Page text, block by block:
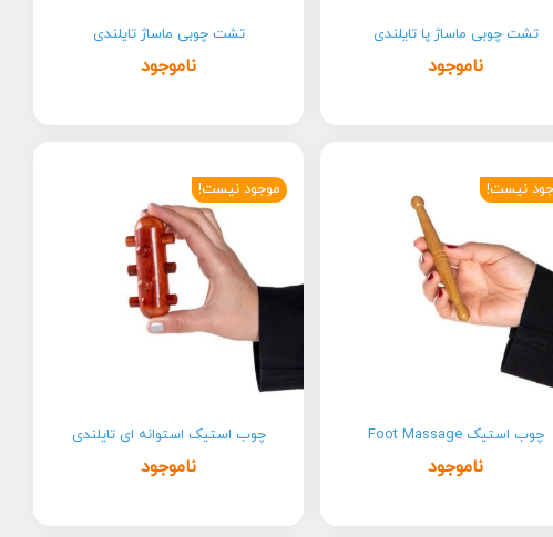
تشت چوبی ماساژ پا تایلندی
ناموجود
تشت چوبی ماساژ تایلندی
ناموجود
نیست!
چوب استیک Foot Massage
ناموجود
موجود نیست!
چوب استیک استوانه ای تایلندی
ناموجود